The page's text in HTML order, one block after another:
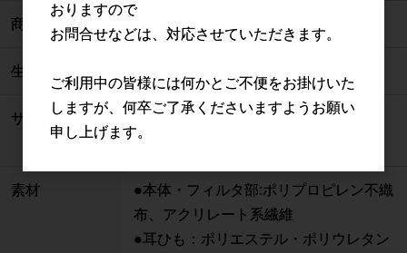
商品管理番号 1000-0037-01
生産地
サイズ
約20.5cm×8.5cm
限界まで広げた縦の長さ約14cm
素材
●本体・フィルタ部:ポリプロピレン不織
布、アクリレート系繊維
●耳ひも：ポリエステル・ポリウレタン
おりますので
お問合せなどは、対応させていただきます。
ご利用中の皆様には何かとご不便をお掛けいた
しますが、何卒ご了承くださいますようお願い
申し上げます。